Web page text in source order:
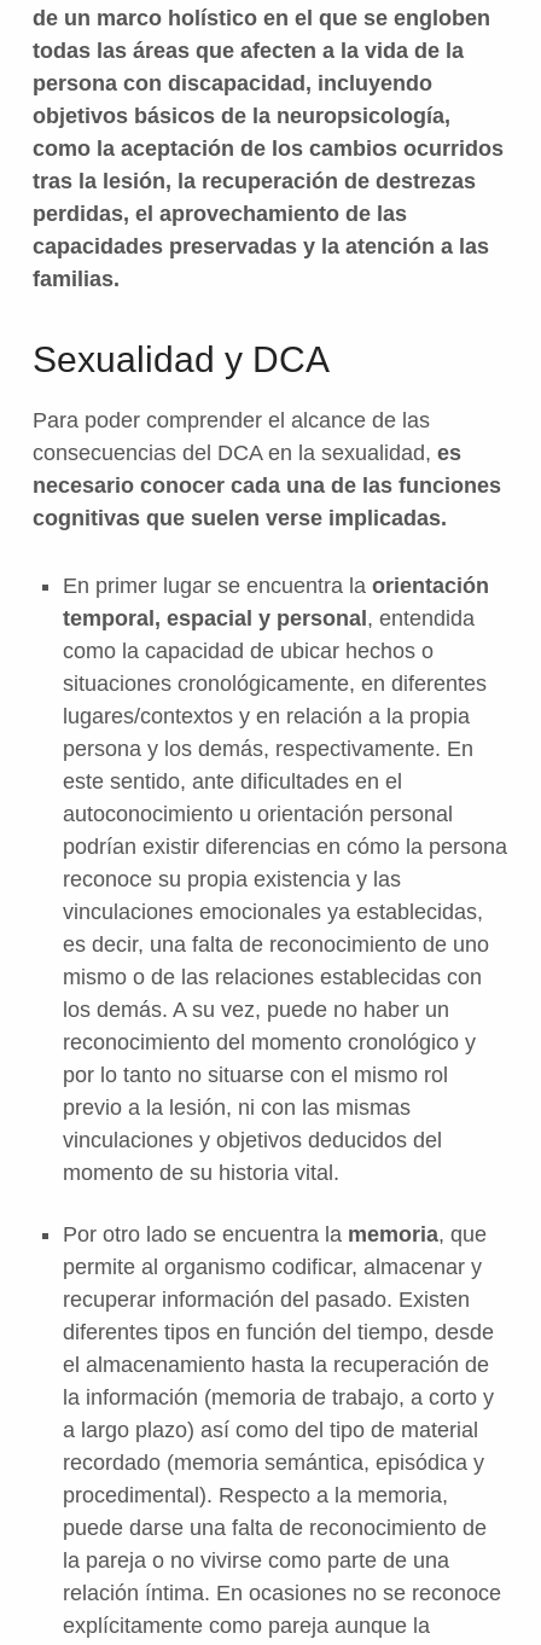
de un marco holístico en el que se engloben
todas las áreas que afecten a la vida de la
persona con discapacidad, incluyendo
objetivos básicos de la neuropsicología,
como la aceptación de los cambios ocurridos
tras la lesión, la recuperación de destrezas
perdidas, el aprovechamiento de las
capacidades preservadas y la atención a las
familias.
Sexualidad y DCA
Para poder comprender el alcance de las
consecuencias del DCA en la sexualidad, es
necesario conocer cada una de las funciones
cognitivas que suelen verse implicadas.
En primer lugar se encuentra la orientación
temporal, espacial y personal , entendida
como la capacidad de ubicar hechos o
situaciones cronológicamente, en diferentes
lugares/contextos y en relación a la propia
persona y los demás, respectivamente. En
este sentido, ante dificultades en el
autoconocimiento u orientación personal
podrían existir diferencias en cómo la persona
reconoce su propia existencia y las
vinculaciones emocionales ya establecidas,
es decir, una falta de reconocimiento de uno
mismo o de las relaciones establecidas con
los demás. A su vez, puede no haber un
reconocimiento del momento cronológico y
por lo tanto no situarse con el mismo rol
previo a la lesión, ni con las mismas
vinculaciones y objetivos deducidos del
momento de su historia vital.
Por otro lado se encuentra la memoria, que
permite al organismo codificar, almacenar y
recuperar información del pasado. Existen
diferentes tipos en función del tiempo, desde
el almacenamiento hasta la recuperación de
la información (memoria de trabajo, a corto y
a largo plazo) así como del tipo de material
recordado (memoria semántica, episódica y
procedimental). Respecto a la memoria,
puede darse una falta de reconocimiento de
la pareja o no vivirse como parte de una
relación íntima. En ocasiones no se reconoce
explícitamente como pareja aunque la